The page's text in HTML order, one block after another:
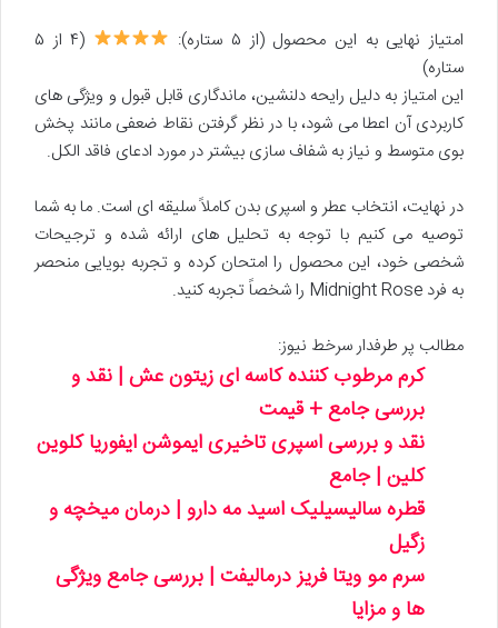
امتیاز نهایی به این محصول (از ۵ ستاره):
(۴ از ۵
ستاره)
این امتیاز به دلیل رایحه دلنشین، ماندگاری قابل قبول و ویژگی های
کاربردی آن اعطا می شود، با در نظر گرفتن نقاط ضعفی مانند پخش
بوی متوسط و نیاز به شفاف سازی بیشتر در مورد ادعای فاقد الکل.
در نهایت، انتخاب عطر و اسپری بدن کاملاً سلیقه ای است. ما به شما
توصیه می کنیم با توجه به تحلیل های ارائه شده و ترجیحات
شخصی خود، این محصول را امتحان کرده و تجربه بویایی منحصر
به فرد Midnight Rose را شخصاً تجربه کنید.
مطالب پر طرفدار سرخط نیوز:
کرم مرطوب کننده کاسه ای زیتون عش | نقد و
بررسی جامع + قیمت
نقد و بررسی اسپری تاخیری ایموشن ایفوریا کلوین
کلین | جامع
قطره سالیسیلیک اسید مه دارو | درمان میخچه و
زگیل
سرم مو ویتا فریز درمالیفت | بررسی جامع ویژگی
ها و مزایا